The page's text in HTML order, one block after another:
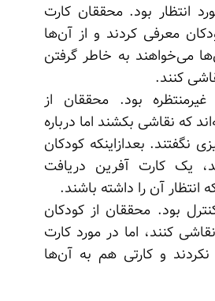
مورد انتظار بود. محققان کارت
معرفی کردند و از آن‌ها
می‌خواهند به خاطر گرفتن
کنند.
گروه غیرمنتظره بود. محققان از
که نقاشی بکشند اما درباره
نگفتند. بعدازاینکه کودکان
یک کارت آفرین دریافت
انتظار آن را داشته باشند.
کنترل بود. محققان از کودکان
کنند، اما در مورد کارت
و کارتی هم به آن‌ها